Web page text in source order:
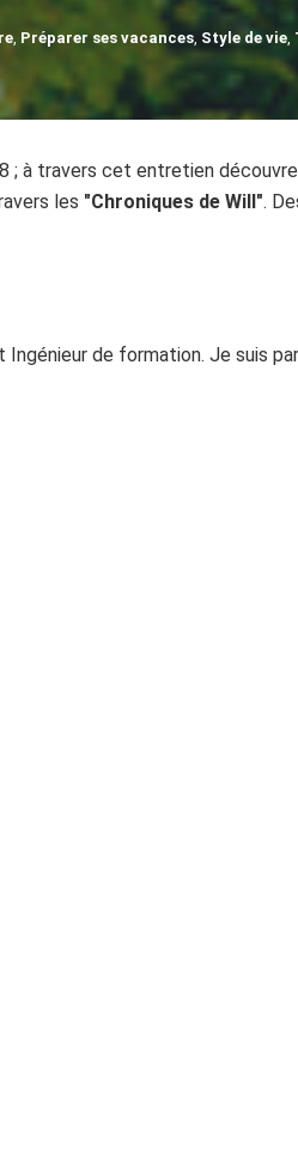
, Préparer ses vacances, Style de vie,
; à travers cet entretien
les "Chroniques de Will".
de formation. Je suis